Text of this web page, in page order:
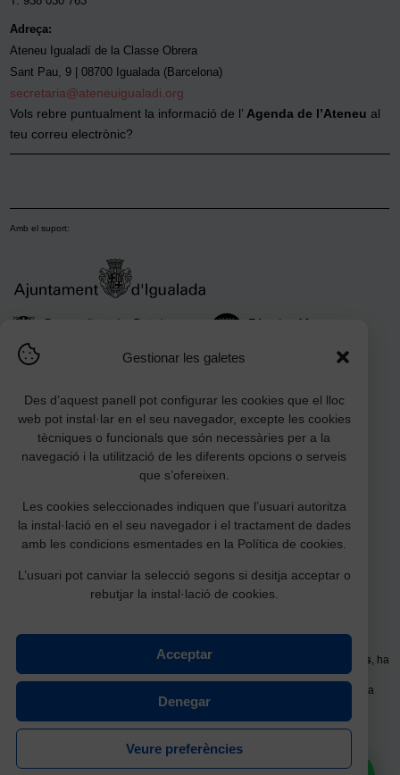
Gestionar les galetes
Des d’aquest panell pot configurar les cookies que el lloc
web pot instal·lar en el seu navegador, excepte les cookies
tècniques o funcionals que són necessàries per a la
navegació i la utilització de les diferents opcions o serveis
que s’ofereixen.
Les cookies seleccionades indiquen que l’usuari autoritza
la instal·lació en el seu navegador i el tractament de dades
amb les condicions esmentades en la Política de cookies.
L’usuari pot canviar la selecció segons si desitja acceptar o
rebutjar la instal·lació de cookies.
Acceptar
Denegar
Veure preferències
Adreça:
Ateneu Igualadí de la Classe Obrera
Sant Pau, 9 | 08700 Igualada (Barcelona)
secretaria@ateneuigualadi.org
Vols rebre puntualment la informació de l’ Agenda de l’Ateneu al
teu correu electrònic?
Amb el suport:
Amb la col·laboració:
Planta baixa Pavelló Germans Garcia Fossas , ha
estat possible gràcies a la subvenció per a la restauració, conservació i
millora d'equipaments culturals d’associacions i fundacions de l’àmbit de la
cultura popular i tradicional (CLT062).
Part dels fons que financien les actuacions subvencionades provenen de
cabals que atorga la
Junta d’Herències de la Generalitat de Catalunya.